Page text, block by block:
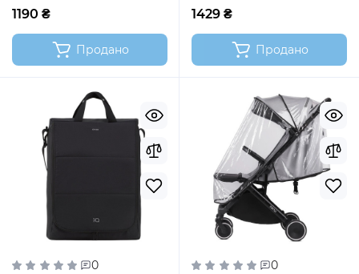
1190 ₴
Продано
1429 ₴
Продано
0 0